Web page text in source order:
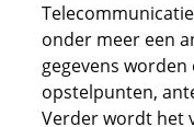
onder meer een
gegevens
opstelpunten,
Verder wordt het